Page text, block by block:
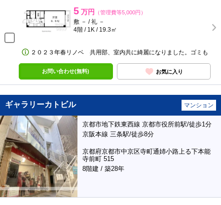
5 万円 （管理費等5,000円）
敷 － / 礼 －
4階 / 1K / 19.3㎡
２０２３年春リノベ 共用部、室内共に綺麗になりました。ゴミも
お問い合わせ(無料) お気に入り
ギャラリーカトビル マンション
京都市地下鉄東西線 京都市役所前駅/徒歩1分
京阪本線 三条駅/徒歩8分
京都府京都市中京区寺町通姉小路上る下本能
寺前町 515
8階建 / 築28年